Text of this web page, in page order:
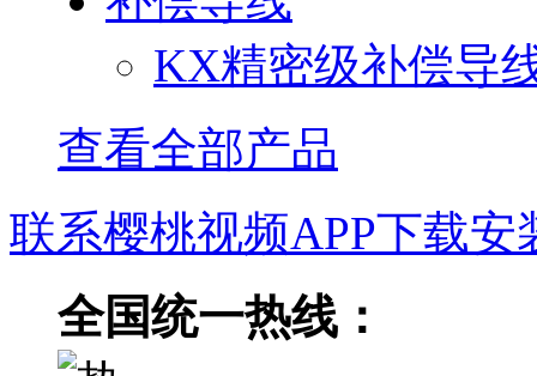
KX精密级补偿导
查看全部产品
联系樱桃视频APP下载安
全国统一热线：